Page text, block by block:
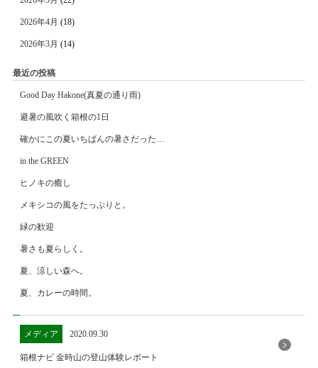
2026年4月 (18)
2026年3月 (14)
最近の投稿
Good Day Hakone(真夏の通り雨)
避暑の風吹く箱根の1日
確かにこの夏いちばんの暑さだった…
in the GREEN
ヒノキの癒し
メキシコの風をたっぷりと。
緑の歓迎
暑さも夏らしく。
夏、涼しい森へ。
夏、カレーの時間。
メディア 2020.09.30
箱根ナビ 金時山の登山体験レポート